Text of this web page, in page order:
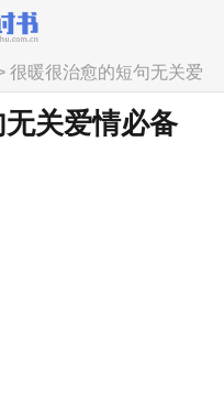
很暖很治愈的短句无关爱
关爱情必备